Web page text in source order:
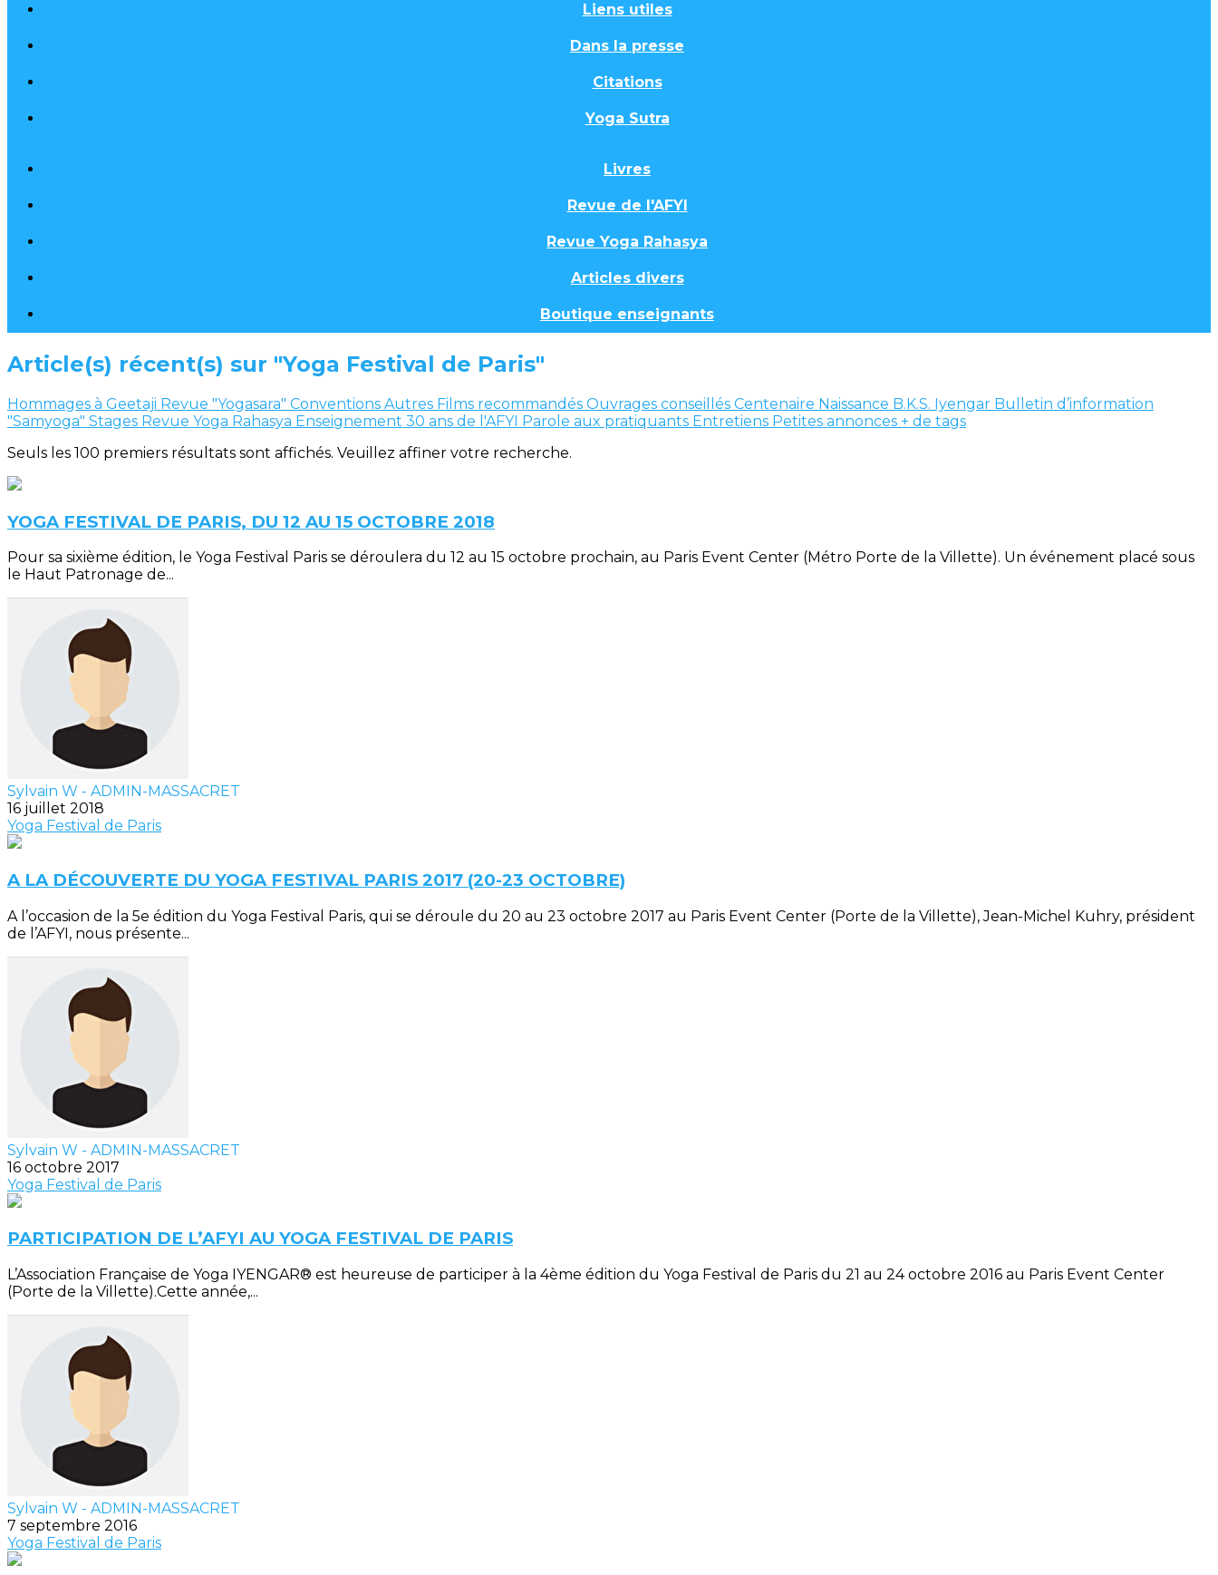
Liens utiles
Dans la presse
Citations
Yoga Sutra
Livres
Revue de l'AFYI
Revue Yoga Rahasya
Articles divers
Boutique enseignants
Article(s) récent(s) sur "Yoga Festival de Paris"
Hommages à Geetaji Revue "Yogasara" Conventions Autres Films recommandés Ouvrages conseillés Centenaire Naissance B.K.S. Iyengar Bulletin d’information
"Samyoga" Stages Revue Yoga Rahasya Enseignement 30 ans de l'AFYI Parole aux pratiquants Entretiens Petites annonces + de tags
Seuls les 100 premiers résultats sont affichés. Veuillez affiner votre recherche.
YOGA FESTIVAL DE PARIS, DU 12 AU 15 OCTOBRE 2018
Pour sa sixième édition, le Yoga Festival Paris se déroulera du 12 au 15 octobre prochain, au Paris Event Center (Métro Porte de la Villette). Un événement placé sous
le Haut Patronage de...
Sylvain W - ADMIN-MASSACRET
16 juillet 2018
Yoga Festival de Paris
A LA DÉCOUVERTE DU YOGA FESTIVAL PARIS 2017 (20-23 OCTOBRE)
A l’occasion de la 5e édition du Yoga Festival Paris, qui se déroule du 20 au 23 octobre 2017 au Paris Event Center (Porte de la Villette), Jean-Michel Kuhry, président
de l’AFYI, nous présente...
Sylvain W - ADMIN-MASSACRET
16 octobre 2017
Yoga Festival de Paris
PARTICIPATION DE L’AFYI AU YOGA FESTIVAL DE PARIS
L’Association Française de Yoga IYENGAR® est heureuse de participer à la 4ème édition du Yoga Festival de Paris du 21 au 24 octobre 2016 au Paris Event Center
(Porte de la Villette).Cette année,...
Sylvain W - ADMIN-MASSACRET
7 septembre 2016
Yoga Festival de Paris